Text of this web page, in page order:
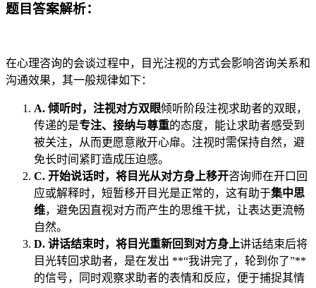
题目答案解析：
在心理咨询的会谈过程中，目光注视的方式会影响咨询关系和
沟通效果，其一般规律如下：
A. 倾听时，注视对方双眼倾听阶段注视求助者的双眼，
传递的是专注、接纳与尊重的态度，能让求助者感受到
被关注，从而更愿意敞开心扉。注视时需保持自然，避
免长时间紧盯造成压迫感。
C. 开始说话时，将目光从对方身上移开咨询师在开口回
应或解释时，短暂移开目光是正常的，这有助于集中思
维，避免因直视对方而产生的思维干扰，让表达更流畅
自然。
D. 讲话结束时，将目光重新回到对方身上讲话结束后将
目光转回求助者，是在发出 **“我讲完了，轮到你了”**
的信号，同时观察求助者的表情和反应，便于捕捉其情